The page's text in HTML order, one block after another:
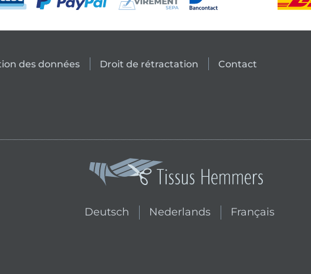
des données Droit de rétractation Contact
Deutsch Nederlands
Passer à la boutiqueFrançais
Passer à la